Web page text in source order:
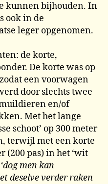
kunnen bijhouden. In
ook in de
leger opgenomen.
de korte,
De korte was op
een voorwagen
door slechts twee
en/of
Met het lange
schoot’ op 300 meter
terwijl met een korte
(200 pas) in het ‘wit
‘dog men kan
deselve verder raken